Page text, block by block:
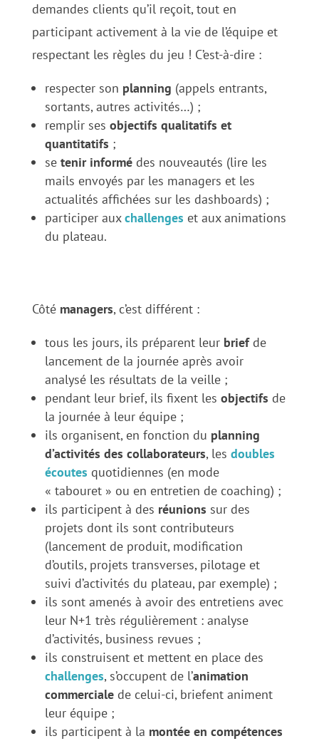
demandes clients qu’il reçoit, tout en
participant activement à la vie de l’équipe et
respectant les règles du jeu ! C’est-à-dire :
respecter son planning (appels entrants,
sortants, autres activités…) ;
remplir ses objectifs qualitatifs et
quantitatifs ;
se tenir informédes nouveautés (lire les
mails envoyés par les managers et les
actualités affichées sur les dashboards) ;
participer auxchallenges et aux animations
du plateau.
Côté managers, c’est différent :
tous les jours, ils préparent leur briefde
lancement de la journée après avoir
analysé les résultats de la veille ;
pendant leur brief, ils fixent les objectifs de
la journée à leur équipe ;
ils organisent, en fonction du planning
d’activités des collaborateurs, les doubles
écoutes quotidiennes (en mode
« tabouret » ou en entretien de coaching) ;
ils participent à des réunions sur des
projets dont ils sont contributeurs
(lancement de produit, modification
d’outils, projets transverses, pilotage et
suivi d’activités du plateau, par exemple) ;
ils sont amenés à avoir des entretiens avec
leur N+1 très régulièrement : analyse
d’activités, business revues ;
ils construisent et mettent en place des
challenges, s’occupent de l’animation
commercialede celui-ci, briefent animent
leur équipe ;
ils participent à la montée en compétences